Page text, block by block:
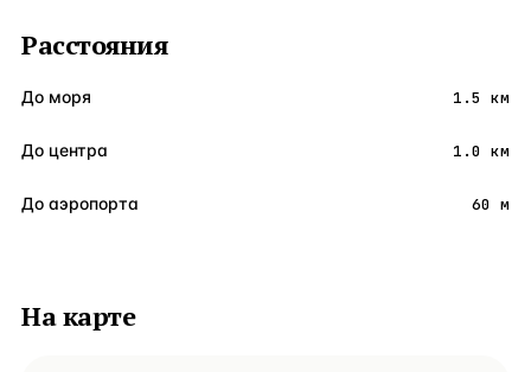
Расстояния
До моря 1.5 км
До центра 1.0 км
До аэропорта 60 м
На карте